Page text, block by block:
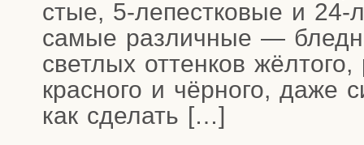
стые, 5‑лепестковые и 24-
самые раз­лич­ные —
свет­лых оттен­ков
крас­­но­­го и чёр­но­го, даже
как сделать […]